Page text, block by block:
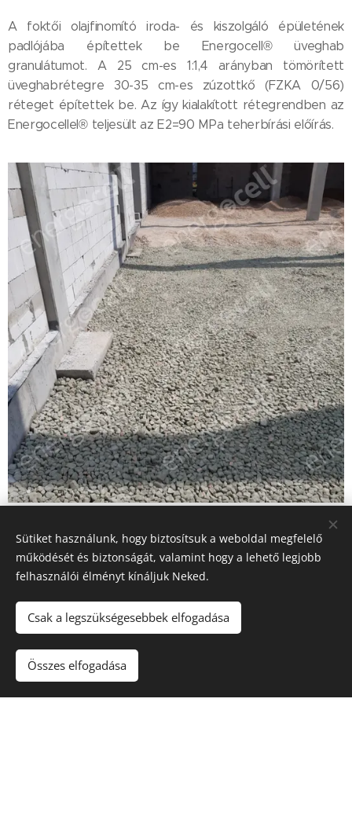
A foktői olajfinomító iroda- és kiszolgáló épületének
padlójába építettek be Energocell® üveghab
granulátumot. A 25 cm-es 1:1,4 arányban tömörített
üveghabrétegre 30-35 cm-es zúzottkő (FZKA 0/56)
réteget építettek be. Az így kialakított rétegrendben az
Energocellel® teljesült az E2=90 MPa teherbírási előírás.
Sütiket használunk, hogy biztosítsuk a weboldal megfelelő
működését és biztonságát, valamint hogy a lehető legjobb
felhasználói élményt kínáljuk Neked.
Csak a legszükségesebbek elfogadása
Összes elfogadása